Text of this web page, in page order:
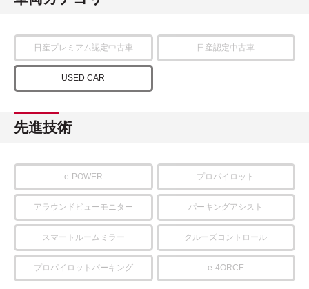
日産プレミアム認定中古車 日産認定中古車
USED CAR
先進技術
e-POWER プロパイロット
アラウンドビューモニター パーキングアシスト
スマートルームミラー クルーズコントロール
プロパイロットパーキング e-4ORCE